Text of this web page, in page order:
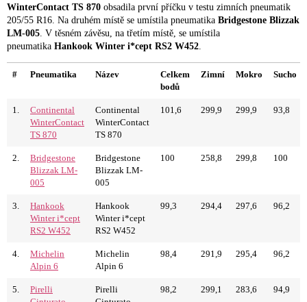
WinterContact TS 870 obsadila první příčku v testu zimních pneumatik
205/55 R16. Na druhém místě se umístila pneumatika Bridgestone Blizzak
LM-005 . V těsném závěsu, na třetím místě, se umístila
pneumatika Hankook Winter i*cept RS2 W452
# Pneumatika Název
Celkem
bodů
Zimní Mokro Sucho
1.
Continental
WinterContact
TS 870
Continental
WinterContact
TS 870
101,6 299,9 299,9 93,8
2.
Bridgestone
Blizzak LM-
005
Bridgestone
Blizzak LM-
005
100 258,8 299,8 100
3.
Hankook
Winter i*cept
RS2 W452
Hankook
Winter i*cept
RS2 W452
99,3 294,4 297,6 96,2
4.
Michelin
Alpin 6
Michelin
Alpin 6
98,4 291,9 295,4 96,2
5.
Pirelli
Pirelli
98,2 299,1 283,6 94,9